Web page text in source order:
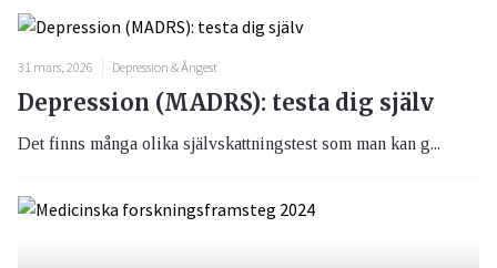
31 mars, 2026 Depression & Ångest
Depression (MADRS): testa dig själv
Det finns många olika självskattningstest som man kan g...